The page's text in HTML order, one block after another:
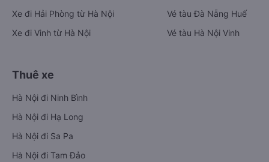
Xe đi Hải Phòng từ Hà Nội
Xe đi Vinh từ Hà Nội
Vé tàu Đà Nẵng Huế
Vé tàu Hà Nội Vinh
Thuê xe
Hà Nội đi Ninh Bình
Hà Nội đi Hạ Long
Hà Nội đi Sa Pa
Hà Nội đi Tam Đảo